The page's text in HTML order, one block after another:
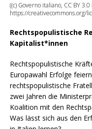
((c) Governo italiano, CC BY 3.0
https://creativecommons.org/
Rechtspopulistische
Kapitalist*innen
Rechtspopulistische
Europawahl Erfolge
rechtspopulistische
zwei Jahren die
Koalition mit den
Was lässt sich aus den